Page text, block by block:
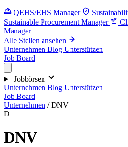
QEHS/EHS Manager
Sustainable Procurement Manager
Manager
Alle Stellen ansehen
Unternehmen Blog Unterstützen
Job Board
Jobbörsen
Unternehmen Blog Unterstützen
Job Board
Unternehmen / DNV
D
DNV